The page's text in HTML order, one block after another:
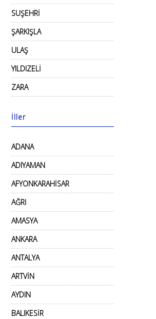
SUŞEHRİ
ŞARKIŞLA
ULAŞ
YILDIZELİ
ZARA
İller
ADANA
ADIYAMAN
AFYONKARAHİSAR
AĞRI
AMASYA
ANKARA
ANTALYA
ARTVİN
AYDIN
BALIKESİR